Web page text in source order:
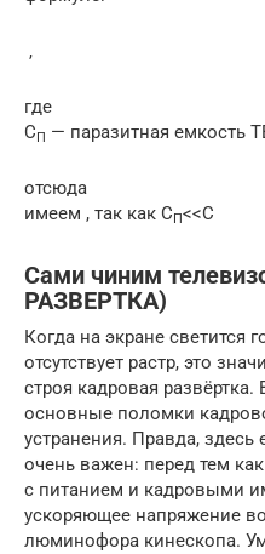
,
где
С П — паразитная емкость
отсюда
имеем , так как С П<<С
Сами чиним
РАЗВЕРТКА)
Когда на экране светится
отсутствует растр, это
строя кадровая
основные поломки
устранения. Правда,
очень важен: перед тем
с питанием и кадровыми
ускоряющее напряжение
люминофора кинескопа.